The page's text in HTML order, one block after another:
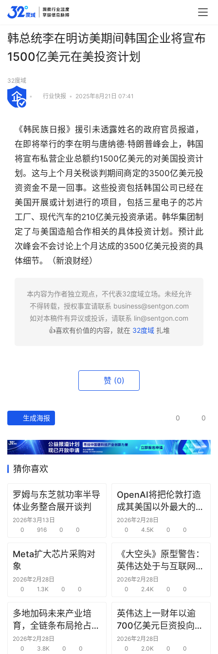
行
业
快
报
产
经
据
研
报
告
之
窗
机
链
合
圈
韩总统李在明访美期间韩国企业将宣布
1500亿美元在美投资计划
32度域
• 行业快报 • 2025年8月21日 07:41
《韩民族日报》援引未透露姓名的政府官员报道，
在即将举行的李在明与唐纳德·特朗普峰会上，韩国
将宣布私营企业总额约1500亿美元的对美国投资计
划。这与上个月关税谈判期间商定的3500亿美元投
资资金不是一回事。这些投资包括韩国公司已经在
美国开展或计划进行的项目，包括三星电子的芯片
工厂、现代汽车的210亿美元投资承诺。韩华集团制
定了与美国造船合作相关的具体投资计划。预计此
次峰会不会讨论上个月达成的3500亿美元投资的具
体细节。（新浪财经）
本内容为作者独立观点，不代表32度域立场。未经允许
不得转载，授权事宜请联系 business@sentgon.com
如对本稿件有异议或投诉，请联系 lin@sentgon.com
👍喜欢有价值的内容，就在 32度域扎堆
赞 (0)
生成海报 0 0
猜你喜欢
罗姆与东芝就功率半导
体业务整合展开谈判
2026年3月13日
0
916 0 0
OpenAI将把伦敦打造
成其美国以外最大的研
究中心
2026年2月28日
0
4.5K 0 0
Meta扩大芯片采购对
象
2026年2月28日
0
1.3K 0 0
《大空头》原型警告：
英伟达处于与互联网泡
沫时期思科同样的“危
险境地”
2026年2月28日
0
2.4K 0 0
多地加码未来产业培
育，全链条布局抢占新
赛道先机
2026年2月28日
0
3.8K 0 0
英伟达上一财年以逾
700亿美元巨资投向合
作方，竭力巩固AI芯片
需求
2026年2月28日
0
2.0K 0 0